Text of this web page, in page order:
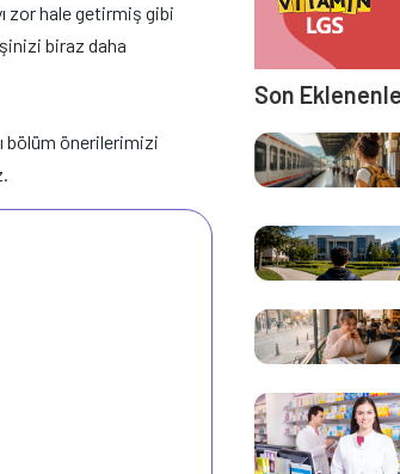
zor hale getirmiş gibi
biraz daha
bölüm önerilerimizi
Son